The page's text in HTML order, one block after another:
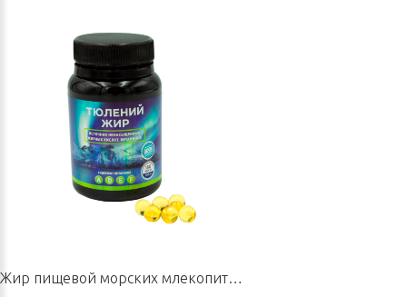
Способ применения
В помещении, защищенном от сквозняков, зажечь свечу,
легкими движениями ладони направить аромат к себе и
сделать 10–20 вдохов, затем поставить свечу рядом с собой и
дать ей догореть до конца. Зажигать свечу до еды или перед
сном. Рекомендуется сжигать 2–3 свечи три раза в день.
Форма выпуска
специалистом по ТКМ.
Жир пищевой морских млекопитающих «Тюлений жир», 180 капсул по 300 мг